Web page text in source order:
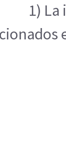
1)